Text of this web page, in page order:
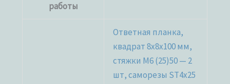
работы
Ответная планка,
квадрат 8x8x100 мм,
стяжки М6 (25)50 — 2
шт, саморезы ST4x25